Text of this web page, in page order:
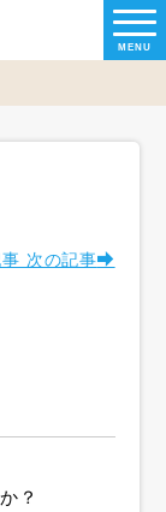
MENU
次の記事
？